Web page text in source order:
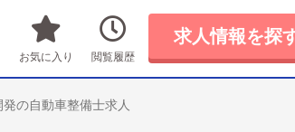
お気に入り 閲覧履歴
求人情報を探
の自動車整備士求人